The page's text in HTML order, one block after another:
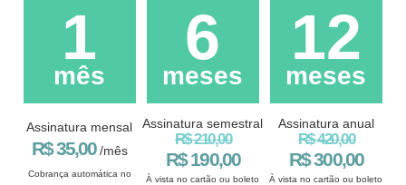
1
mês
Assinatura mensal
R$ 35,00/mês
Cobrança automática no
6
meses
Assinatura semestral
R$ 210,00
R$ 190,00
À vista no cartão ou boleto
12
meses
Assinatura anual
R$ 420,00
R$ 300,00
À vista no cartão ou boleto